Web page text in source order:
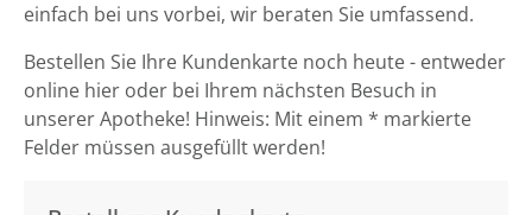
einfach bei uns vorbei, wir beraten Sie umfassend.
Bestellen Sie Ihre Kundenkarte noch heute - entweder
online hier oder bei Ihrem nächsten Besuch in
unserer Apotheke! Hinweis: Mit einem * markierte
Felder müssen ausgefüllt werden!